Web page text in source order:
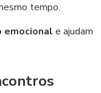
tempo.
emocional e ajudam